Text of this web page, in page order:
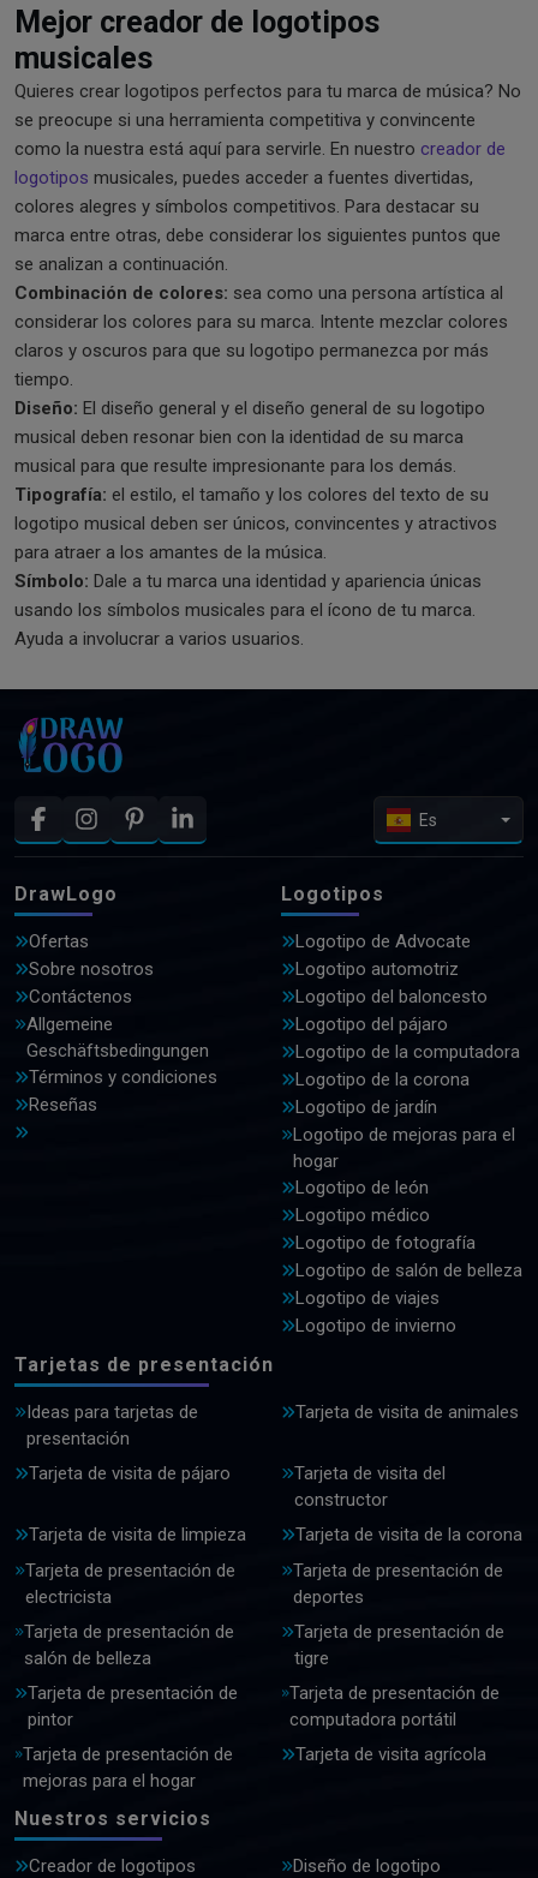
Mejor creador de logotipos
musicales
Quieres crear logotipos perfectos para tu marca de música? No
se preocupe si una herramienta competitiva y convincente
como la nuestra está aquí para servirle. En nuestro creador de
logotipos musicales, puedes acceder a fuentes divertidas,
colores alegres y símbolos competitivos. Para destacar su
marca entre otras, debe considerar los siguientes puntos que
se analizan a continuación.
Combinación de colores: sea como una persona artística al
considerar los colores para su marca. Intente mezclar colores
claros y oscuros para que su logotipo permanezca por más
tiempo.
Diseño: El diseño general y el diseño general de su logotipo
musical deben resonar bien con la identidad de su marca
musical para que resulte impresionante para los demás.
Tipografía: el estilo, el tamaño y los colores del texto de su
logotipo musical deben ser únicos, convincentes y atractivos
para atraer a los amantes de la música.
Símbolo: Dale a tu marca una identidad y apariencia únicas
usando los símbolos musicales para el ícono de tu marca.
Ayuda a involucrar a varios usuarios.
Es
DrawLogo
Ofertas
Sobre nosotros
Contáctenos
Allgemeine
Geschäftsbedingungen
Términos y condiciones
Reseñas
Logotipos
Logotipo de Advocate
Logotipo automotriz
Logotipo del baloncesto
Logotipo del pájaro
Logotipo de la computadora
Logotipo de la corona
Logotipo de jardín
Logotipo de mejoras para el
hogar
Logotipo de león
Logotipo médico
Logotipo de fotografía
Logotipo de salón de belleza
Logotipo de viajes
Logotipo de invierno
Tarjetas de presentación
Ideas para tarjetas de
presentación
Tarjeta de visita de animales
Tarjeta de visita de pájaro
Tarjeta de visita del
constructor
Tarjeta de visita de limpieza
Tarjeta de visita de la corona
Tarjeta de presentación de
electricista
Tarjeta de presentación de
deportes
Tarjeta de presentación de
salón de belleza
Tarjeta de presentación de
tigre
Tarjeta de presentación de
pintor
Tarjeta de presentación de
computadora portátil
Tarjeta de presentación de
mejoras para el hogar
Tarjeta de visita agrícola
Nuestros servicios
Creador de logotipos Diseño de logotipo